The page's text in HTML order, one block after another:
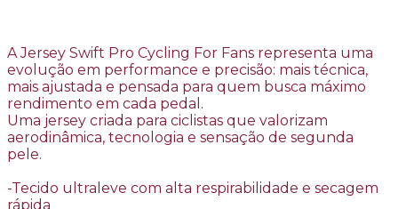
A Jersey Swift Pro Cycling For Fans representa uma
evolução em performance e precisão: mais técnica,
mais ajustada e pensada para quem busca máximo
rendimento em cada pedal.
Uma jersey criada para ciclistas que valorizam
aerodinâmica, tecnologia e sensação de segunda
pele.
-Tecido ultraleve com alta respirabilidade e secagem
rápida